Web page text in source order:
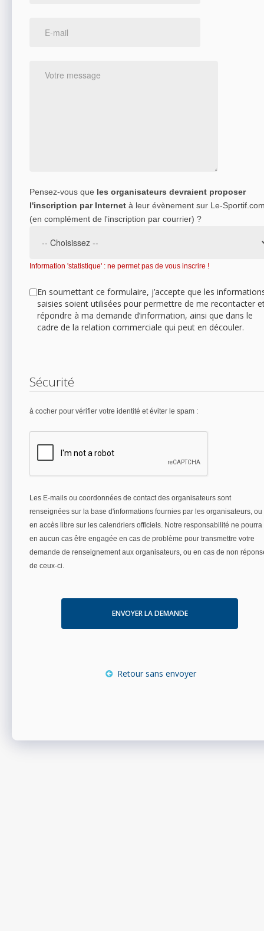
Pensez-vous que les organisateurs devraient proposer
l'inscription par Internet à leur évènement sur Le-
(en complément de l'inscription par courrier) ?
Information 'statistique' : ne permet pas de vous inscrire !
En soumettant ce formulaire, j’accepte que les
saisies soient utilisées pour permettre de me recontacter
répondre à ma demande d’information, ainsi que dans le
cadre de la relation commerciale qui peut en découler.
Sécurité
à cocher pour vérifier votre identité et éviter le spam :
Les E-mails ou coordonnées de contact des organisateurs sont
renseignées sur la base d'informations fournies par les organisateurs, ou
en accès libre sur les calendriers officiels. Notre responsabilité ne pourra
en aucun cas être engagée en cas de problème pour transmettre votre
demande de renseignement aux organisateurs, ou en cas de non
de ceux-ci.
ENVOYER LA DEMANDE
Retour sans envoyer